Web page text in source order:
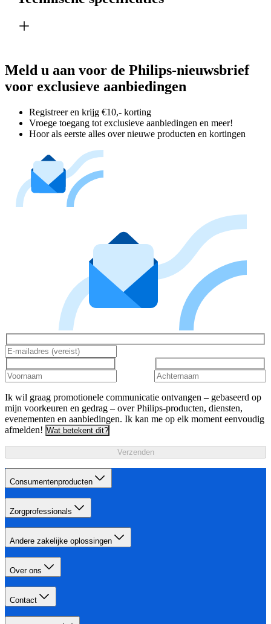
Meld u aan voor de Philips-nieuwsbrief
voor exclusieve aanbiedingen
Registreer en krijg €10,- korting
Vroege toegang tot exclusieve aanbiedingen en meer!
Hoor als eerste alles over nieuwe producten en kortingen
Ik wil graag promotionele communicatie ontvangen – gebaseerd op
mijn voorkeuren en gedrag – over Philips-producten, diensten,
evenementen en aanbiedingen. Ik kan me op elk moment eenvoudig
afmelden! Wat betekent dit?
Verzenden
Consumentenproducten
Zorgprofessionals
Andere zakelijke oplossingen
Over ons
Contact